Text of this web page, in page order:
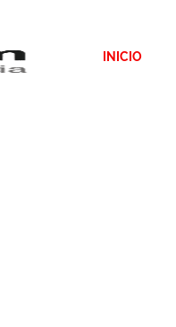
INICIO